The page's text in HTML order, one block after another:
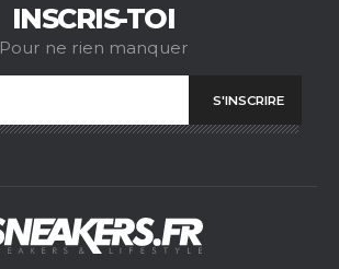
INSCRIS-TOI
Pour ne rien manquer